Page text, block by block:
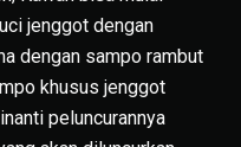
jenggot dengan
dengan sampo rambut
khusus jenggot
peluncurannya